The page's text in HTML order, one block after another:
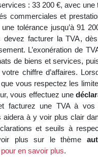
: 33 200 €, avec une
commerciales et
tolérance jusqu’à 91
devez facturer la TVA,
L’exonération de
de biens et services,
chiffre d’affaires.
vous respectez les
vous effectuez une
facturez une TVA à vos
aidera à y voir plus clair
et seuils à
plus sur le thème
en savoir plus.